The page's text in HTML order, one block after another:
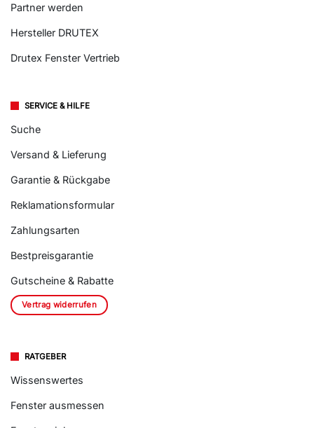
Partner werden
Hersteller DRUTEX
Drutex Fenster Vertrieb
SERVICE & HILFE
Suche
Versand & Lieferung
Garantie & Rückgabe
Reklamationsformular
Zahlungsarten
Bestpreisgarantie
Gutscheine & Rabatte
Vertrag widerrufen
RATGEBER
Wissenswertes
Fenster ausmessen